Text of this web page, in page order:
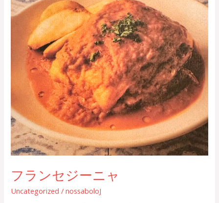
フランセジーニャ
Uncategorized /nossaboloJ
セ
ジ